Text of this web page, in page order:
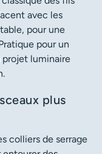
avec les
pour une
pour un
projet luminaire
plus
colliers de serrage